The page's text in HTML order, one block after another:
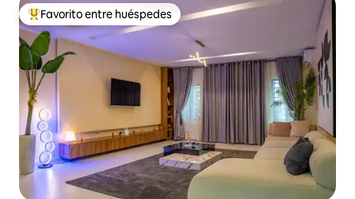
De los mejores en Favorito entre huéspedes
Favorito entre huéspedes